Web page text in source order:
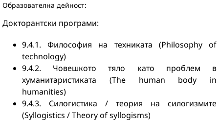
Образователна дейност:
Докторантски програми:
9.4.1. Философия на техниката (Philosophy of
technology)
9.4.2. Човешкото тяло като проблем в
хуманитаристиката (The human body in
humanities)
9.4.3. Силогистика / теория на силогизмите
(Syllogistics / Theory of syllogisms)